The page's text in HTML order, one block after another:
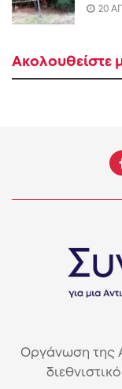
20
Ακολουθείστε
Οργάνωση της